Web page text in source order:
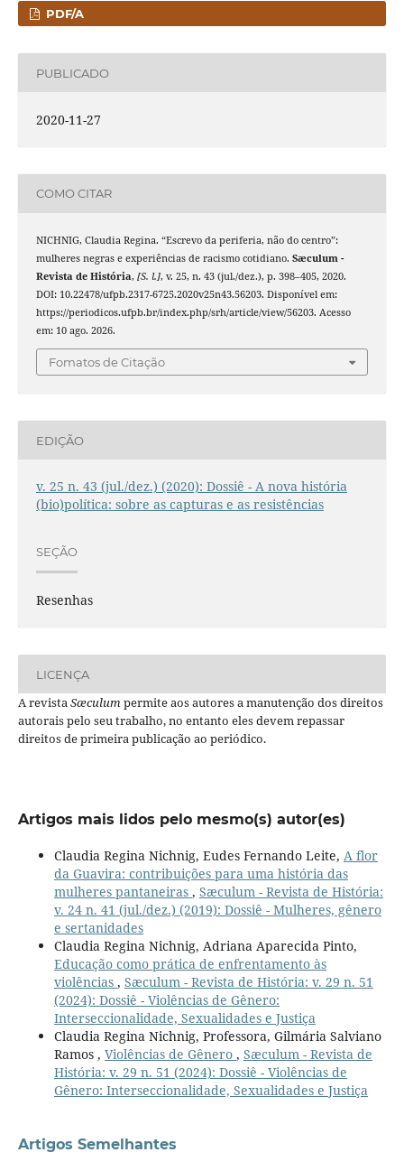
PDF/A
PUBLICADO
2020-11-27
COMO CITAR
NICHNIG, Claudia Regina. “Escrevo da periferia, não do centro”:
mulheres negras e experiências de racismo cotidiano. Sæculum -
Revista de História, [S. l.], v. 25, n. 43 (jul./dez.), p. 398–405, 2020.
DOI: 10.22478/ufpb.2317-6725.2020v25n43.56203. Disponível em:
https://periodicos.ufpb.br/index.php/srh/article/view/56203. Acesso
em: 10 ago. 2026.
Fomatos de Citação
EDIÇÃO
v. 25 n. 43 (jul./dez.) (2020): Dossiê - A nova história
(bio)política: sobre as capturas e as resistências
SEÇÃO
Resenhas
LICENÇA
A revistaSæculumpermite aos autores a manutenção dos direitos
autorais pelo seu trabalho, no entanto eles devem repassar
direitos de primeira publicação ao periódico.
Artigos mais lidos pelo mesmo(s) autor(es)
Claudia Regina Nichnig, Eudes Fernando Leite, A flor
da Guavira: contribuições para uma história das
mulheres pantaneiras , Sæculum - Revista de História:
v. 24 n. 41 (jul./dez.) (2019): Dossiê - Mulheres, gênero
e sertanidades
Claudia Regina Nichnig, Adriana Aparecida Pinto,
Educação como prática de enfrentamento às
violências , Sæculum - Revista de História: v. 29 n. 51
(2024): Dossiê - Violências de Gênero:
Interseccionalidade, Sexualidades e Justiça
Claudia Regina Nichnig, Professora, Gilmária Salviano
Ramos , Violências de Gênero , Sæculum - Revista de
História: v. 29 n. 51 (2024): Dossiê - Violências de
Gênero: Interseccionalidade, Sexualidades e Justiça
Artigos Semelhantes